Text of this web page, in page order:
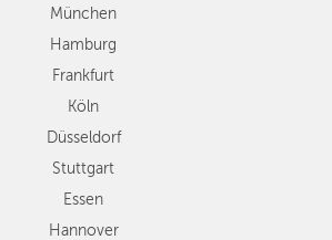
Stuttgart
Essen
Dresden
Nürnberg
Wien
Zürich
Andere
München
Hamburg
Frankfurt
Köln
Düsseldorf
Stuttgart
Essen
Hannover